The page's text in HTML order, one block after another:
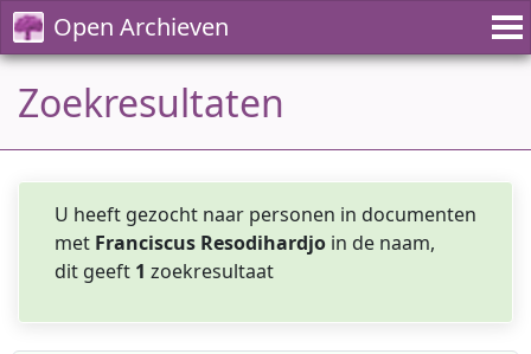
Open Archieven
Zoekresultaten
U heeft gezocht naar personen in documenten
met Franciscus Resodihardjo in de naam,
dit geeft 1 zoekresultaat